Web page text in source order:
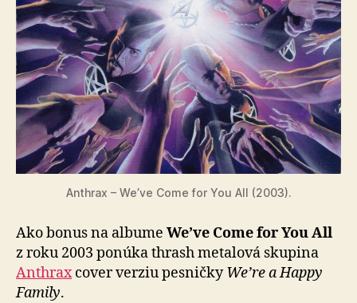
Anthrax – We’ve Come for You All (2003).
Ako bonus na albume We’ve Come for You All
z roku 2003 ponúka thrash metalová skupina
Anthraxcover verziu pesničkyWe’re a Happy
Family.